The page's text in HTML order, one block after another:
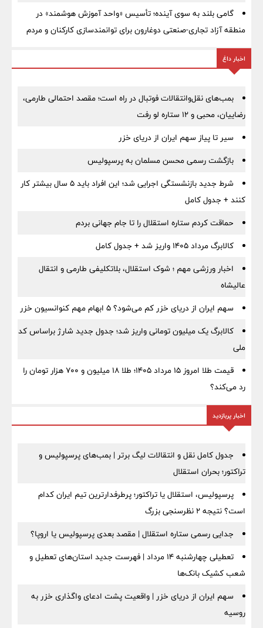
گامی بلند به سوی آینده؛ تأسیس «واحد آموزش هوشمند» در
منطقه آزاد تجاری-صنعتی دوغارون برای توانمندسازی کارکنان و مردم
اخبار داغ
بمب‌های نقل‌وانتقالات فوتبال در راه است؛ مقصد احتمالی طارمی،
رضاییان، محبی و ۱۲ ستاره لو رفت
سیر تا پیاز سهم ایران از دریای خزر
بازگشت رسمی محسن مسلمان به پرسپولیس
شرط جدید بازنشستگی اجرایی شد؛ این افراد باید ۵ سال بیشتر کار
کنند + جدول کامل
حماقت کردم ستاره استقلال را تا جام جهانی بردم
کالابرگ مرداد ۱۴۰۵ واریز شد + جدول کامل
اخبار ورزشی مهم ؛ شوک استقلال، بلاتکلیفی طارمی و انتقال
عالیشاه
سهم ایران از دریای خزر کم می‌شود؟ ۵ ابهام مهم کنوانسیون خزر
کالابرگ یک میلیون تومانی واریز شد؛ جدول جدید شارژ براساس کد
ملی
قیمت طلا امروز ۱۵ مرداد ۱۴۰۵؛ طلا ۱۸ میلیون و ۷۰۰ هزار تومان را
رد می‌کند؟
اخبار پربازدید
جدول کامل نقل و انتقالات لیگ برتر | بمب‌های پرسپولیس و
تراکتور؛ بحران استقلال
پرسپولیس، استقلال یا تراکتور؛ پرطرفدارترین تیم ایران کدام
است؟ نتیجه ۲ نظرسنجی بزرگ
جدایی رسمی ستاره استقلال | مقصد بعدی پرسپولیس یا اروپا؟
تعطیلی چهارشنبه ۱۴ مرداد | فهرست جدید استان‌های تعطیل و
شعب کشیک بانک‌ها
سهم ایران از دریای خزر | واقعیت پشت ادعای واگذاری خزر به
روسیه